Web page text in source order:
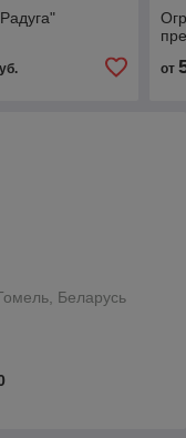
от
Беларусь